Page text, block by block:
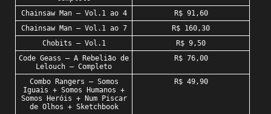
Chainsaw Man – Vol.1 ao 4
R$ 91,60
Chainsaw Man – Vol.1 ao 7
R$ 160,30
Chobits – Vol.1
R$ 9,50
Code Geass – A Rebelião de
Lelouch – Completo
R$ 76,00
Combo Rangers – Somos
Iguais + Somos Humanos +
Somos Heróis + Num Piscar
de Olhos + Sketchbook
R$ 49,90